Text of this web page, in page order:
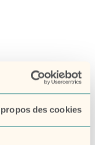
des cookies